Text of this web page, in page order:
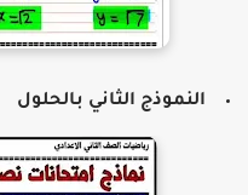
النموذج الثاني بالحلول